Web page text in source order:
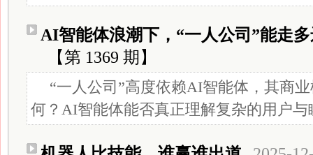
AI智能体浪潮下，“一人公司”能走
【第 1369 期】
“一人公司”高度依赖AI智能体，其商
何？AI智能体能否真正理解复杂的用户